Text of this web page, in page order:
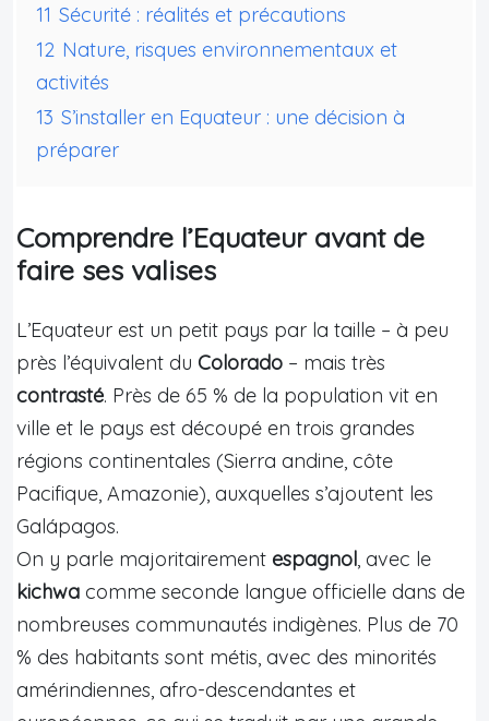
11 Sécurité : réalités et précautions
12 Nature, risques environnementaux et
activités
13 S’installer en Equateur : une décision à
préparer
Comprendre l’Equateur avant de
faire ses valises
L’Equateur est un petit pays par la taille – à peu
près l’équivalent du Colorado – mais très
contrasté. Près de 65 % de la population vit en
ville et le pays est découpé en trois grandes
régions continentales (Sierra andine, côte
Pacifique, Amazonie), auxquelles s’ajoutent les
Galápagos.
On y parle majoritairement espagnol, avec le
kichwa comme seconde langue officielle dans de
nombreuses communautés indigènes. Plus de 70
% des habitants sont métis, avec des minorités
amérindiennes, afro-descendantes et